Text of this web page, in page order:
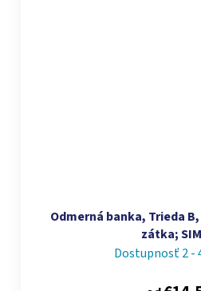
Odmerná banka, Trieda
zátka;
Dostupnosť 2 -